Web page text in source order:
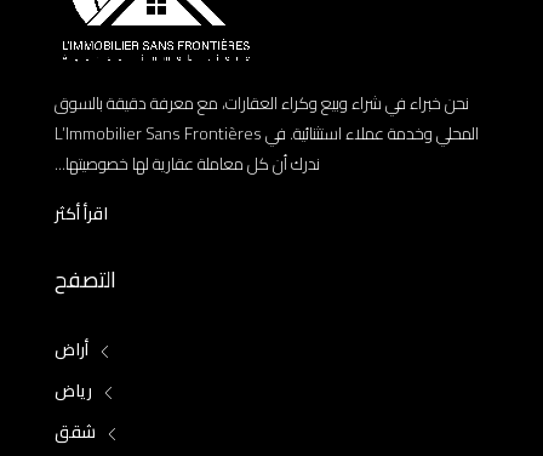
نحن خبراء في شراء وبيع وكراء العقارات، مع معرفة دقيقة بالسوق
المحلي وخدمة عملاء استثنائية. في L’Immobilier Sans Frontières
ندرك أن كل معاملة عقارية لها خصوصيتها...
اقرأ أكثر
التصفح
أراض
رياض
شقق